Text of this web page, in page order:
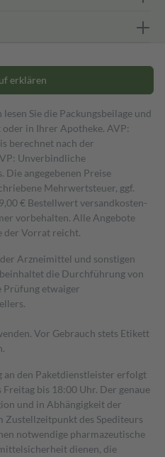
erklären
Sie die Packungsbeilage und
in Ihrer Apotheke. AVP:
berechnet nach der
Unverbindliche
Die angegebenen Preise
Mehrwertsteuer, ggf.
€ Bestell­wert versand­kosten­
vorbehalten. Alle Angebote
der Vorrat reicht.
Arzneimittel und sonstigen
die Durchführung von
Prüfung etwaiger
Vor Gebrauch stets Etikett
an den Paketdienstleister erfolgt
bis 18:00 Uhr. Der genaue
und in Abhängigkeit der
des Spediteurs
notwendige pharmazeutische
dienen, die